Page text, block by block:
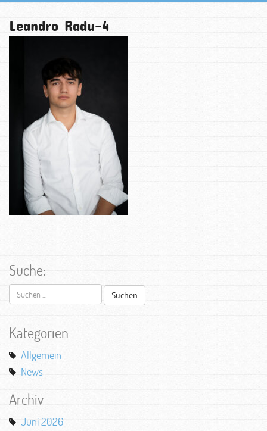
Leandro Radu-4
Suche:
Suchen
nach:
Kategorien
Allgemein
News
Archiv
Juni 2026